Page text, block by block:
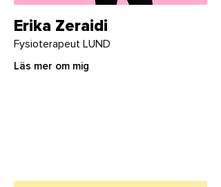
Erika Zeraidi
Fysioterapeut LUND
Läs mer om mig